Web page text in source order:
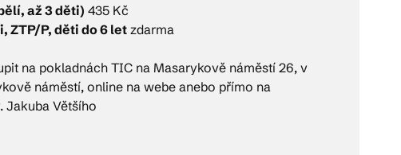
až 3 děti) 435 Kč
ZTP/P, děti do 6 let zdarma
na pokladnách TIC na Masarykově náměstí 26, v
náměstí, online na webe anebo přímo na
Jakuba Většího